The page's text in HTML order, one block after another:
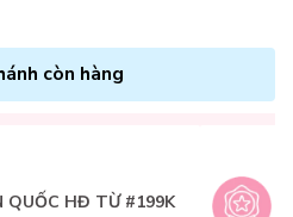
còn hàng
QUỐC HĐ TỪ #199K